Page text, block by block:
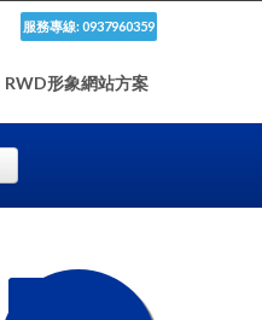
服務專線: 0937960359
RWD形象網站方案